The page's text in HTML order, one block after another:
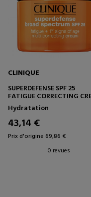
CLINIQUE
SUPERDEFENSE SPF 25
FATIGUE CORRECTING
1&2
CRÈME CORRECTRICE
ANTIOXYDANTE
Hydratation
43,14 €
Prix d'origine 69,86 €
0 revues